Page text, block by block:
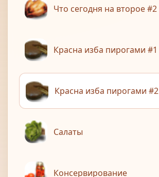
Что сегодня на второе #2
Красна изба пирогами #1
Красна изба пирогами #2
Салаты
Консервирование